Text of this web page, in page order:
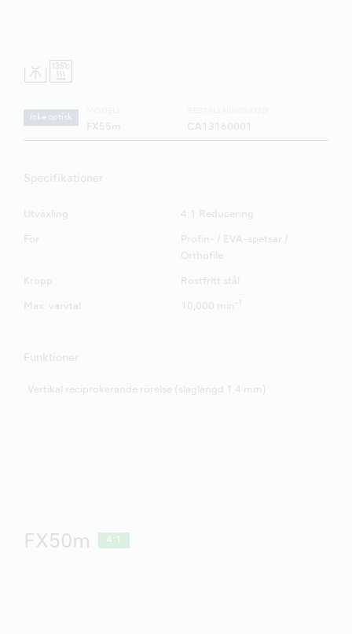
Icke optisk
FX55m CA13160001
Specifikationer
Utväxling 4:1 Reducering
För
Profin- / EVA-spetsar /
Orthofile
Kropp Rostfritt stål
Max. varvtal 10,000 min -1
Funktioner
Vertikal reciprokerande rörelse (slaglängd 1,4 mm)
FX50m 4:1